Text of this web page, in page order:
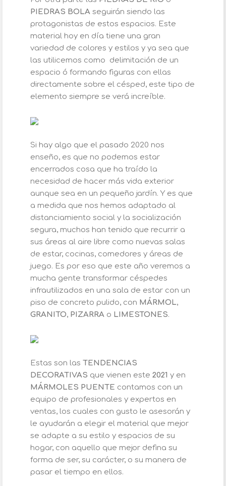
PIEDRAS BOLA seguirán siendo las
protagonistas de estos espacios. Este
material hoy en día tiene una gran
variedad de colores y estilos y ya sea que
las utilicemos como delimitación de un
espacio ó formando figuras con ellas
directamente sobre el césped, este tipo de
elemento siempre se verá increíble.
Si hay algo que el pasado 2020 nos
enseño, es que no podemos estar
encerrados cosa que ha traído la
necesidad de hacer más vida exterior
aunque sea en un pequeño jardín. Y es que
a medida que nos hemos adaptado al
distanciamiento social y la socialización
segura, muchos han tenido que recurrir a
sus áreas al aire libre como nuevas salas
de estar, cocinas, comedores y áreas de
juego. Es por eso que este año veremos a
mucha gente transformar céspedes
infrautilizados en una sala de estar con un
piso de concreto pulido, con MÁRMOL,
GRANITO, PIZARRA o LIMESTONES.
Estas son las TENDENCIAS
DECORATIVAS que vienen este 2021 y en
MÁRMOLES PUENTE contamos con un
equipo de profesionales y expertos en
ventas, los cuales con gusto le asesorán y
le ayudarán a elegir el material que mejor
se adapte a su estilo y espacios de su
hogar, con aquello que mejor defina su
forma de ser, su carácter, o su manera de
pasar el tiempo en ellos.